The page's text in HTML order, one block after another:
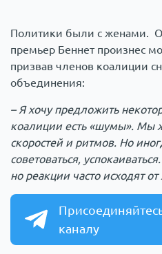
Политики были с женами.
премьер Беннет произнес
призвав членов коалиции
объединения:
– Я хочу предложить
коалиции есть «шумы». Мы
скоростей и ритмов. Но
советоваться,
но реакции часто исходят
каналу